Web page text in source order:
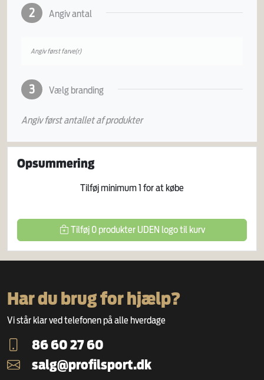
2 Angiv antal
Angiv først farve(r)
3 Vælg branding
Angiv først antallet af produkter
Opsummering
Tilføj minimum1 for at købe
Tilføj 0produkter UDEN logotil kurv
Har du brug for hjælp?
Vi står klar ved telefonen på alle hverdage
86 60 27 60
salg@profilsport.dk